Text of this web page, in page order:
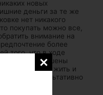
новых
деньги за те же
нет никакого
покупать можно все,
внимание на
более
того, что в ходе
не были нарушены
будут жить и
будет результативно
сточных вод: